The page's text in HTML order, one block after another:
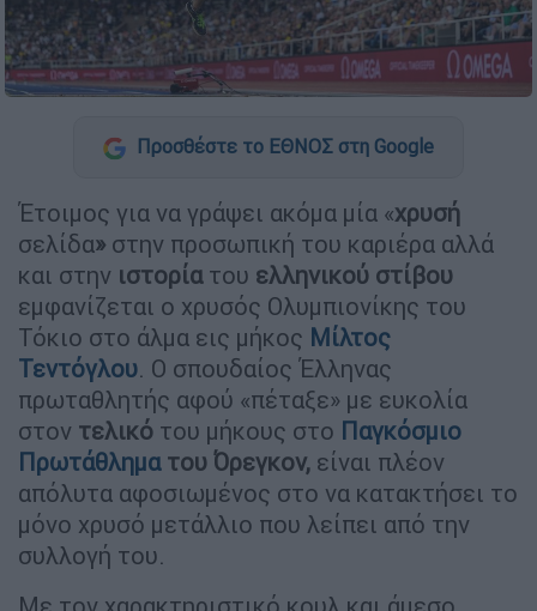
Προσθέστε το ΕΘΝΟΣ στη Google
Έτοιμος για να γράψει ακόμα μία «χρυσή
σελίδα» στην προσωπική του καριέρα αλλά
και στην ιστορίατου ελληνικού στίβου
εμφανίζεται ο χρυσός Ολυμπιονίκης του
Τόκιο στο άλμα εις μήκος Μίλτος
Τεντόγλου. Ο σπουδαίος Έλληνας
πρωταθλητής αφού «πέταξε» με ευκολία
στον τελικό του μήκους στο Παγκόσμιο
Πρωτάθληματου Όρεγκον, είναι πλέον
απόλυτα αφοσιωμένος στο να κατακτήσει το
μόνο χρυσό μετάλλιο που λείπει από την
συλλογή του.